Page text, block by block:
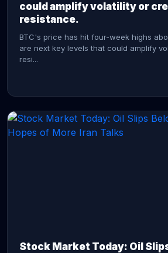
could amplify volatility or
resistance.
BTC's price has hit four-week highs
are next key levels that could amplify
resi...
Stock Market Today: Oil